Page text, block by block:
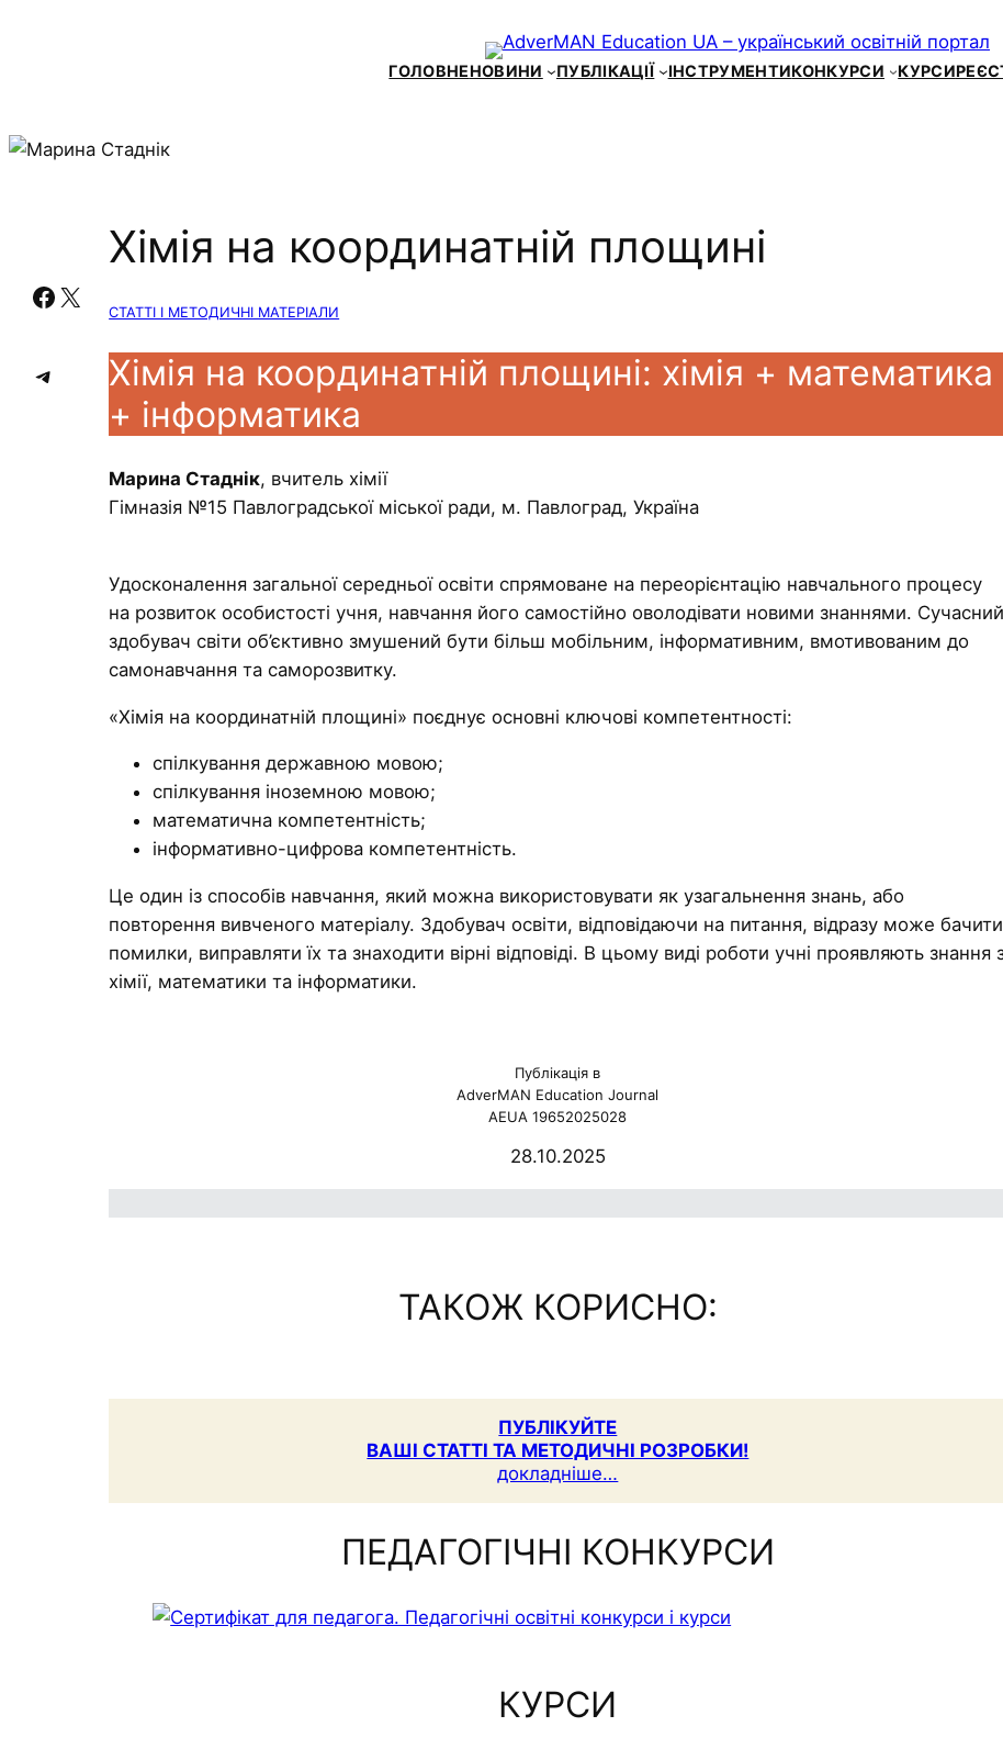
ГОЛОВНЕНОВИНИ ПУБЛІКАЦІЇ ІНСТРУМЕНТИКОНКУРСИ КУРСИ
Facebook X
Telegram
Хімія на координатній площині
СТАТТІ І МЕТОДИЧНІ МАТЕРІАЛИ
Хімія на координатній площині: хімія + математика
+ інформатика
Марина Стаднік, вчитель хімії
Гімназія №15 Павлоградської міської ради, м. Павлоград, Україна
Удосконалення загальної середньої освіти спрямоване на переорієнтацію навчального процесу
на розвиток особистості учня, навчання його самостійно оволодівати новими знаннями. Сучасний
здобувач світи об’єктивно змушений бути більш мобільним, інформативним, вмотивованим до
самонавчання та саморозвитку.
«Хімія на координатній площині» поєднує основні ключові компетентності:
спілкування державною мовою;
спілкування іноземною мовою;
математична компетентність;
інформативно-цифрова компетентність.
Це один із способів навчання, який можна використовувати як узагальнення знань, або
повторення вивченого матеріалу. Здобувач освіти, відповідаючи на питання, відразу може бачити
помилки, виправляти їх та знаходити вірні відповіді. В цьому виді роботи учні проявляють знання
хімії, математики та інформатики.
Публікація в
AdverMAN Education Journal
AEUA 19652025028
28.10.2025
ТАКОЖ КОРИСНО:
ПУБЛІКУЙТЕ
ВАШІ СТАТТІ ТА МЕТОДИЧНІ РОЗРОБКИ!
докладніше…
ПЕДАГОГІЧНІ КОНКУРСИ
КУРСИ